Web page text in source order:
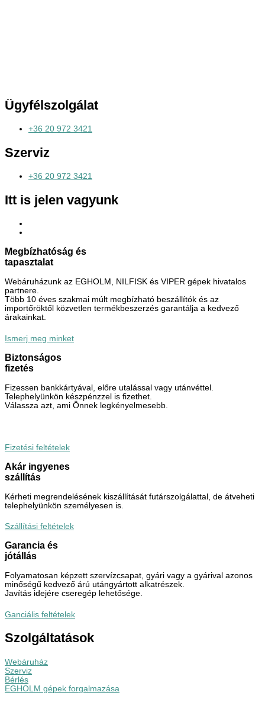
Ügyfélszolgálat
+36 20 972 3421
Szerviz
+36 20 972 3421
Itt is jelen vagyunk
Megbízhatóság és
tapasztalat
Webáruházunk az EGHOLM, NILFISK és VIPER gépek hivatalos
partnere.
Több 10 éves szakmai múlt megbízható beszállítók és az
importőröktől közvetlen termékbeszerzés garantálja a kedvező
árakainkat.
Ismerj meg minket
Biztonságos
fizetés
Fizessen bankkártyával, előre utalással vagy utánvéttel.
Telephelyünkön készpénzzel is fizethet.
Válassza azt, ami Önnek legkényelmesebb.
Fizetési feltételek
Akár ingyenes
szállítás
Kérheti megrendelésének kiszállítását futárszolgálattal, de átveheti
telephelyünkön személyesen is.
Szállítási feltételek
Garancia és
jótállás
Folyamatosan képzett szervízcsapat, gyári vagy a gyárival azonos
minőségű kedvező árú utángyártott alkatrészek.
Javítás idejére cseregép lehetősége.
Ganciális feltételek
Szolgáltatások
Webáruház
Szerviz
Bérlés
EGHOLM gépek forgalmazása